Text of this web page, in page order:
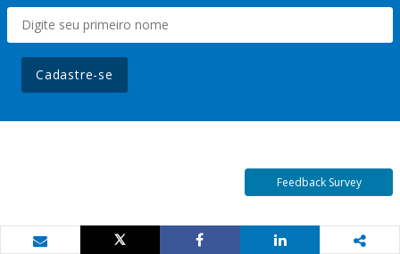
Cadastre-se
Feedback Survey